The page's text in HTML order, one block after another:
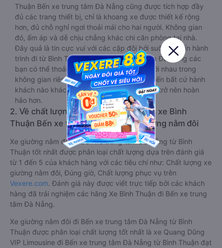
Thuận Bến xe trung tâm Đà Nẵng cũng được tích hợp đầy
đủ các trang thiết bị, chỉ là khoang xe được thiết kế rộng
hơn, đủ chỗ nghỉ ngơi thoải mái cho hai người. Không gian
đó, ấm áp và dễ chịu chẳng khác chi căn phòng tại nhà.
Đây quả là tin cực vui với các cặp đôi bởi suốt chuyến hành
trình đi từ Bình Thuận đến Bến xe trung tâm Đà Nẵng các
bạn có thể thoải mái tâm tình, trò chuyện với nhau trong
không gian riêng mà không sợ ảnh hưởng đến bất cứ hành
khách nào khác. Chuyến du lịch vì thế cũng trở nên hoàn
hảo hơn.
2. Về chất lượng, review, đánh giá nhà xe Bình
Thuận Bến xe trung tâm Đà Nẵng giường nằm đôi
Xe giường nằm đôi đi Bến xe trung tâm Đà Nẵng từ Bình
Thuận tốt nhất được phân loại chất lượng dựa trên đánh giá
từ 1 đến 5 của khách hàng với các tiêu chí như: Chất lượng xe
giường nằm đôi, Đúng giờ, Chất lượng phục vụ trên
Vexere.com. Đánh giá này được viết trực tiếp bởi các khách
hàng đã trải nghiệm các hãng Xe Bình Thuận đi Bến xe trung
tâm Đà Nẵng.
Xe giường nằm đôi đi Bến xe trung tâm Đà Nẵng từ Bình
Thuận được phân loại chất lượng tốt nhất là xe Quang Dũng
VIP Limousine đi Bến xe trung tâm Đà Nẵng từ Bình Thuận đạt